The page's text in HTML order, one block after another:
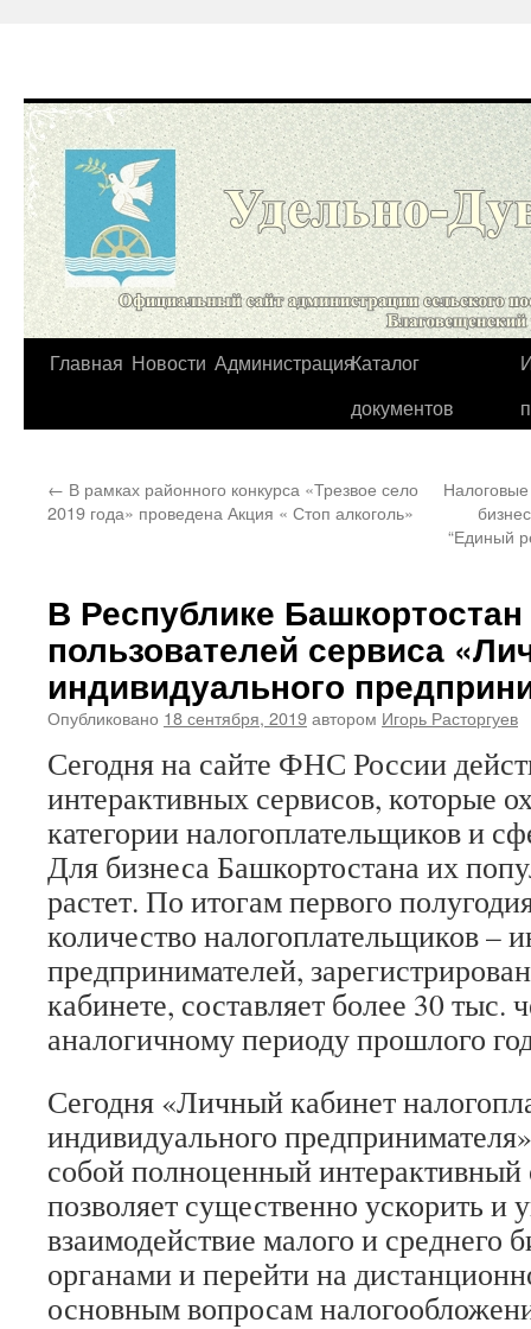
Перейти
Главная Новости АдминистрацияКаталог
документов
← В рамках районного конкурса «Трезвое село
2019 года» проведена Акция « Стоп алкоголь»
“Единый
В Республике
пользователей сервиса
индивидуального
Опубликовано 18 сентября, 2019автором Игорь Расторгуев
Сегодня на сайте ФНС России
интерактивных сервисов, которые
категории налогоплательщиков и
Для бизнеса Башкортостана их
растет. По итогам первого
количество налогоплательщиков –
предпринимателей,
кабинете, составляет более 30 тыс.
аналогичному периоду прошлого
Сегодня «Личный кабинет
индивидуального
собой полноценный
позволяет существенно ускорить и
взаимодействие малого и среднего
органами и перейти на
основным вопросам